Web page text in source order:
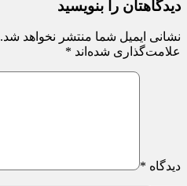
دیدگاهتان را بنویسید
نشانی ایمیل شما منتشر نخواهد شد.
علامت‌گذاری شده‌اند *
دیدگاه *